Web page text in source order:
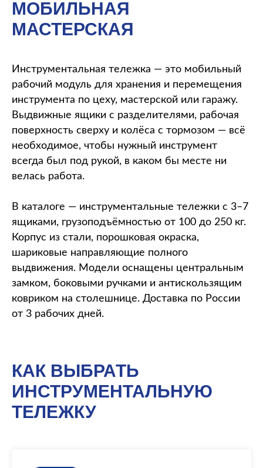
МОБИЛЬНАЯ
МАСТЕРСКАЯ
Инструментальная тележка — это мобильный
рабочий модуль для хранения и перемещения
инструмента по цеху, мастерской или гаражу.
Выдвижные ящики с разделителями, рабочая
поверхность сверху и колёса с тормозом — всё
необходимое, чтобы нужный инструмент
всегда был под рукой, в каком бы месте ни
велась работа.
В каталоге — инструментальные тележки с 3–7
ящиками, грузоподъёмностью от 100 до 250 кг.
Корпус из стали, порошковая окраска,
шариковые направляющие полного
выдвижения. Модели оснащены центральным
замком, боковыми ручками и антискользящим
ковриком на столешнице. Доставка по России
от 3 рабочих дней.
КАК ВЫБРАТЬ
ИНСТРУМЕНТАЛЬНУЮ
ТЕЛЕЖКУ